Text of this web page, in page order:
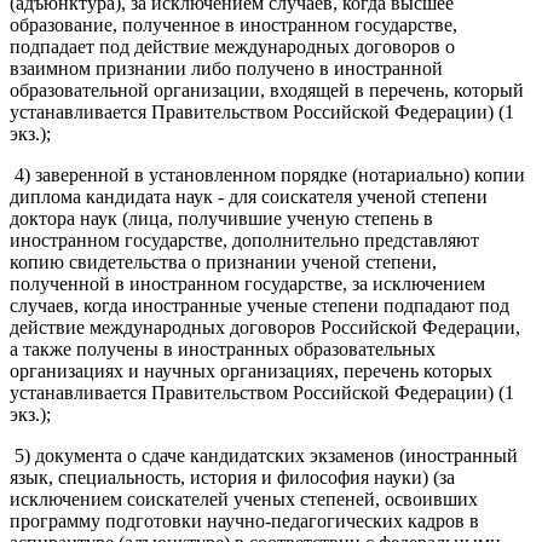
образование, полученное в иностранном государстве,
подпадает под действие международных договоров о
взаимном признании либо получено в иностранной
образовательной организации, входящей в перечень, который
устанавливается Правительством Российской Федерации) (1
экз.);
4) заверенной в установленном порядке (нотариально) копии
диплома кандидата наук - для соискателя ученой степени
доктора наук (лица, получившие ученую степень в
иностранном государстве, дополнительно представляют
копию свидетельства о признании ученой степени,
полученной в иностранном государстве, за исключением
случаев, когда иностранные ученые степени подпадают под
действие международных договоров Российской Федерации,
а также получены в иностранных образовательных
организациях и научных организациях, перечень которых
устанавливается Правительством Российской Федерации) (1
экз.);
5) документа о сдаче кандидатских экзаменов (иностранный
язык, специальность, история и философия науки) (за
исключением соискателей ученых степеней, освоивших
программу подготовки научно-педагогических кадров в